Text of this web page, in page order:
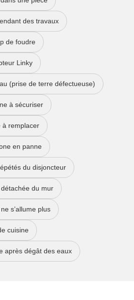
des travaux
de foudre
Linky
(prise de terre défectueuse)
à sécuriser
à remplacer
en panne
du disjoncteur
du mur
s’allume plus
cuisine
après dégât des eaux